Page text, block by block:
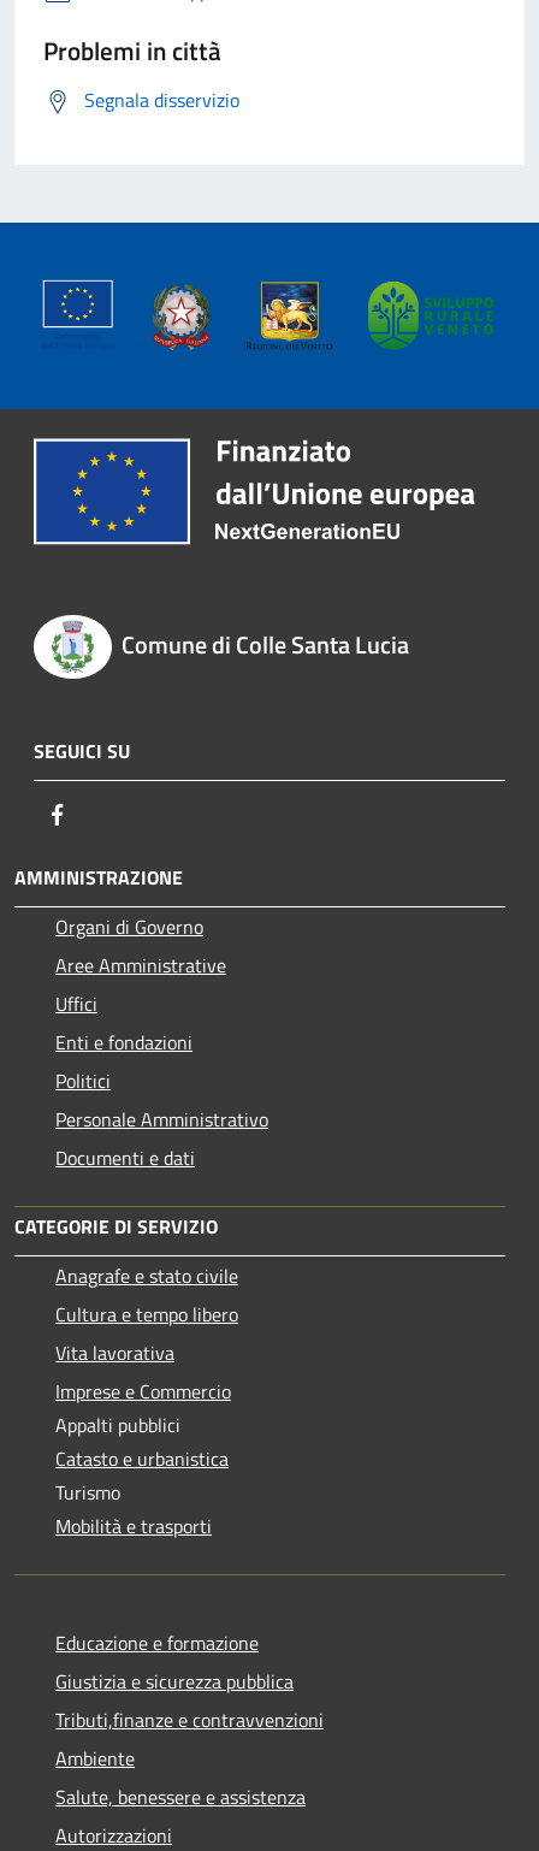
Problemi in città
Segnala disservizio
Comune di Colle Santa Lucia
SEGUICI SU
AMMINISTRAZIONE
Organi di Governo
Aree Amministrative
Uffici
Enti e fondazioni
Politici
Personale Amministrativo
Documenti e dati
CATEGORIE DI SERVIZIO
Anagrafe e stato civile
Cultura e tempo libero
Vita lavorativa
Imprese e Commercio
Appalti pubblici
Catasto e urbanistica
Turismo
Mobilità e trasporti
Educazione e formazione
Giustizia e sicurezza pubblica
Tributi,finanze e contravvenzioni
Ambiente
Salute, benessere e assistenza
Autorizzazioni